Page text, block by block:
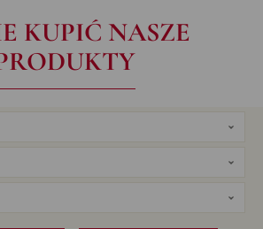
KUPIĆ NASZE